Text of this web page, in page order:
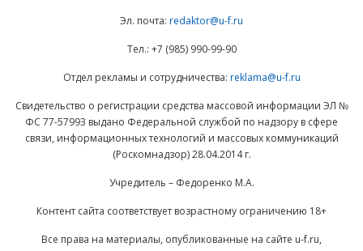
Эл. почта: redaktor@u-f.ru
Тел.: +7 (985) 990-99-90
Отдел рекламы и сотрудничества: reklama@u-f.ru
Свидетельство о регистрации средства массовой информации ЭЛ №
ФС 77-57993 выдано Федеральной службой по надзору в сфере
связи, информационных технологий и массовых коммуникаций
(Роскомнадзор) 28.04.2014 г.
Учредитель – Федоренко М.А.
Контент сайта соответствует возрастному ограничению 18+
Все права на материалы, опубликованные на сайте u-f.ru,